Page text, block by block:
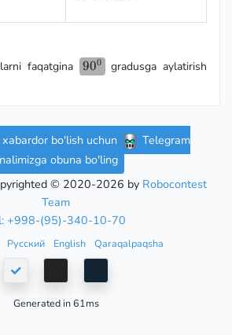
faqatgina 90^0
900
gradusga aylatirish
bo'lish uchun
Telegram
obuna bo'ling
© 2020-2026 by Robocontest
Team
+998-(95)-340-10-70
Русский English Qaraqalpaqsha
Generated in 61ms